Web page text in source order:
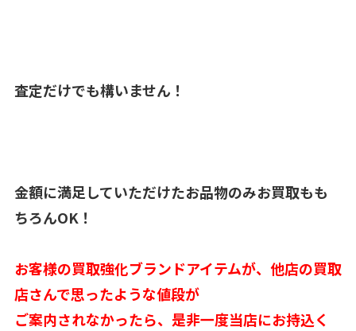
査定だけでも構いません！
金額に満足していただけたお品物のみお買取もも
ちろんOK！
お客様の買取強化ブランドアイテムが、他店の買取
店さんで思ったような値段が
ご案内されなかったら、是非一度当店にお持込く